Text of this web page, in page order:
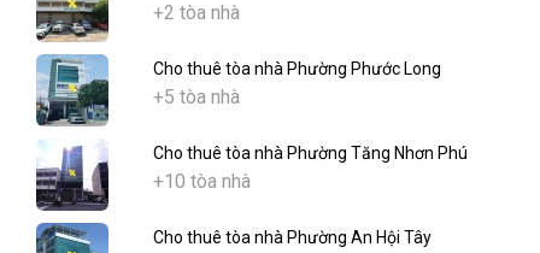
+2 tòa nhà
Cho thuê tòa nhà Phường Phước Long
+5 tòa nhà
Cho thuê tòa nhà Phường Tăng Nhơn Phú
+10 tòa nhà
Cho thuê tòa nhà Phường An Hội Tây